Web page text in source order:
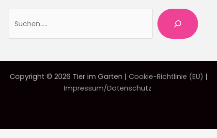
Copyright © 2026 Tier im Garten | Cookie-Richtlinie (EU) |
Impressum/Datenschutz